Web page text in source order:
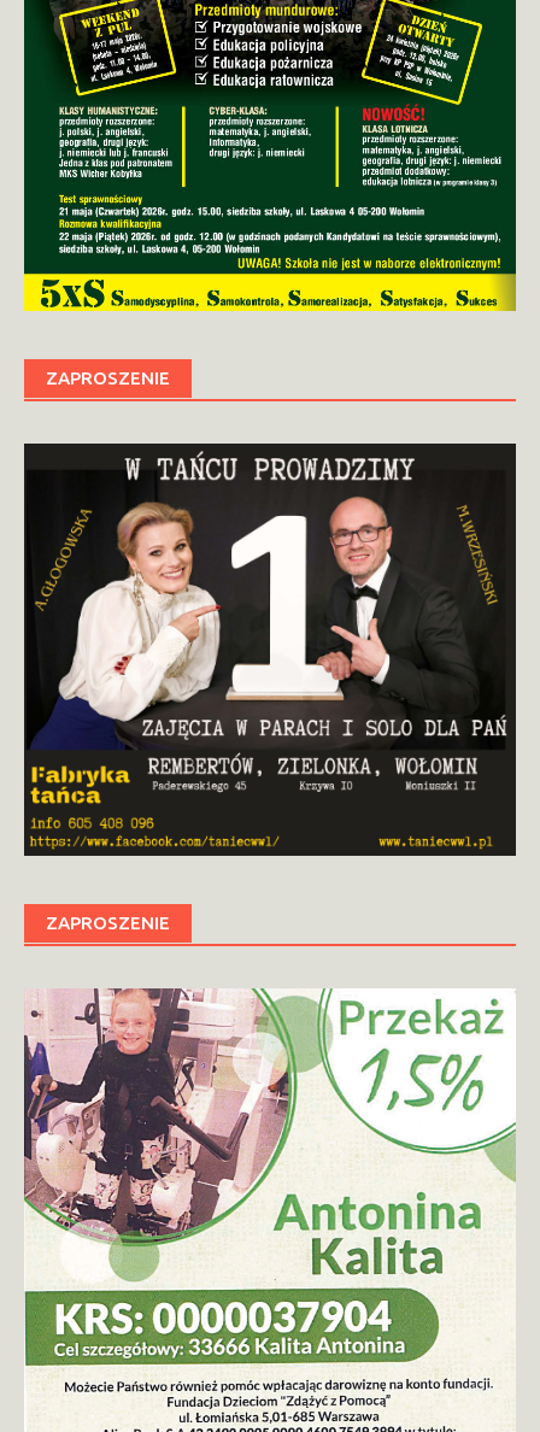
ZAPROSZENIE
ZAPROSZENIE